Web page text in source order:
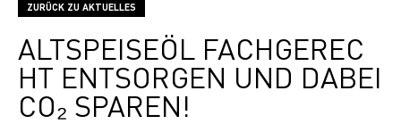
ZURÜCK ZU AKTUELLES
ALTSPEISEÖL FACHGEREC
HT ENTSORGEN UND DABEI
CO₂ SPAREN!